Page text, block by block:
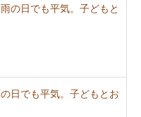
の日でも平気。子どもと
の日でも平気。子どもとお